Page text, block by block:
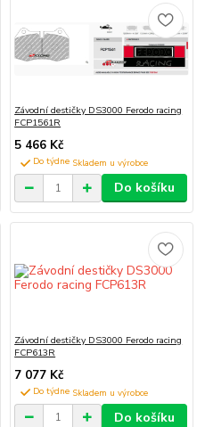
Závodní destičky DS3000 Ferodo racing
FCP1561R
5 466 Kč
Do týdne
Do košíku
Závodní destičky DS3000 Ferodo racing
FCP613R
7 077 Kč
Do týdne
Do košíku